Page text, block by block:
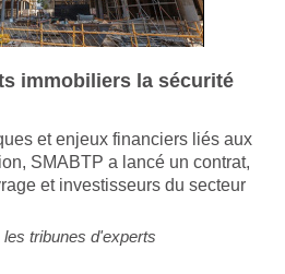
immobiliers la sécurité
et enjeux financiers liés aux
SMABTP a lancé un contrat,
et investisseurs du secteur